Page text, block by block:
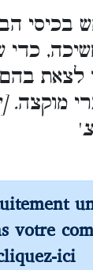
בכיסי
כדי
לצאת
מוקצה.
'
votre
ici